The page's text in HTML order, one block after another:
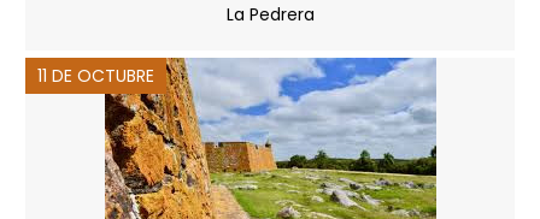
La Pedrera
11 DE OCTUBRE